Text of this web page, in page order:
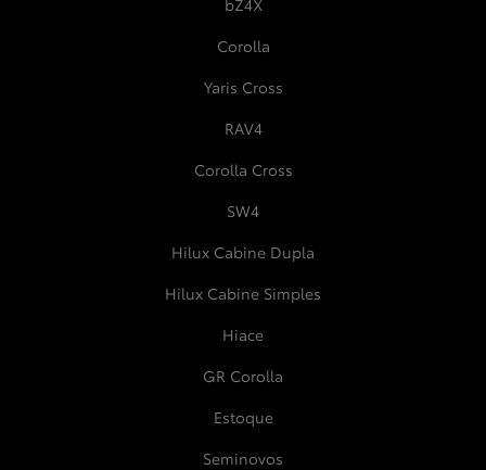
Corolla
Yaris Cross
RAV4
Corolla Cross
SW4
Hilux Cabine Dupla
Hilux Cabine Simples
Hiace
GR Corolla
Estoque
Seminovos